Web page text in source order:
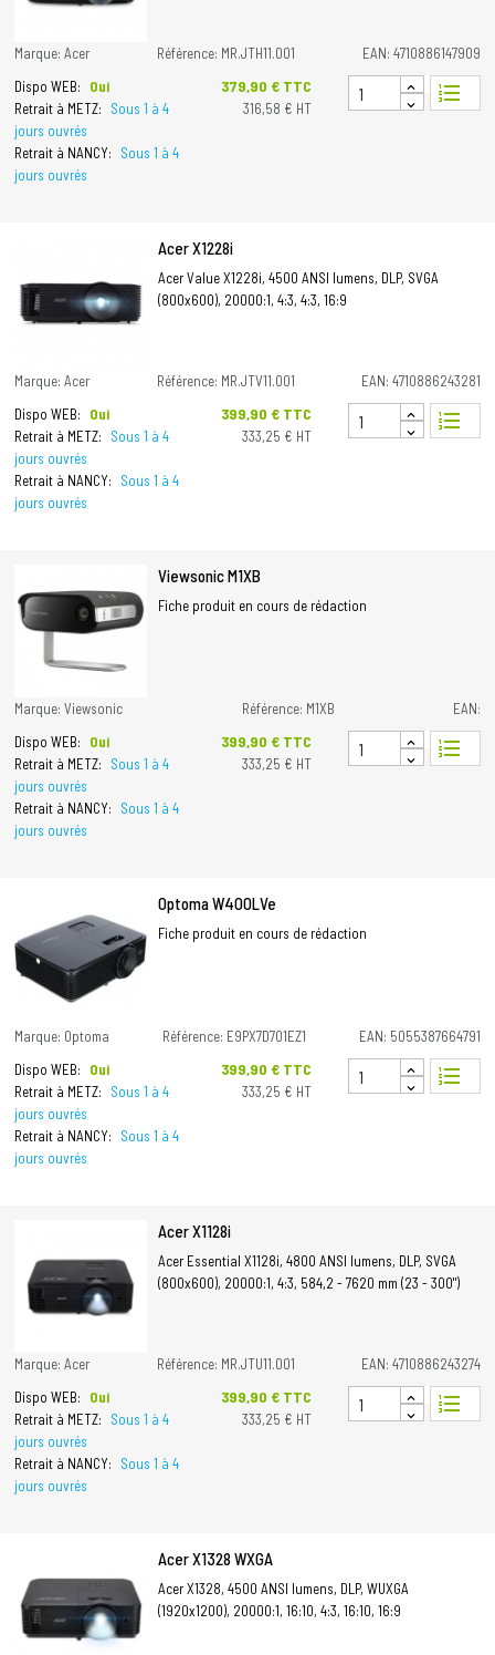
Marque: Acer Référence: MR.JTH11.001
EAN: 4710886147909
Dispo WEB:
Oui
Retrait à METZ:
Sous 1 à 4
jours ouvrés
Retrait à NANCY:
Sous 1 à 4
jours ouvrés
Prix
379,90 € TTC
316,58 € HT
format_list_numbered
Acer X1228i
Acer Value X1228i, 4500 ANSI lumens, DLP, SVGA
(800x600), 20000:1, 4:3, 4:3, 16:9
Marque: Acer Référence: MR.JTV11.001
EAN: 4710886243281
Dispo WEB:
Oui
Retrait à METZ:
Sous 1 à 4
jours ouvrés
Retrait à NANCY:
Sous 1 à 4
jours ouvrés
Prix
399,90 € TTC
333,25 € HT
format_list_numbered
Viewsonic M1XB
Fiche produit en cours de rédaction
Marque: Viewsonic Référence: M1XB
EAN:
Dispo WEB:
Oui
Retrait à METZ:
Sous 1 à 4
jours ouvrés
Retrait à NANCY:
Sous 1 à 4
jours ouvrés
Prix
399,90 € TTC
333,25 € HT
format_list_numbered
Optoma W400LVe
Fiche produit en cours de rédaction
Marque: Optoma Référence: E9PX7D701EZ1
EAN: 5055387664791
Dispo WEB:
Oui
Retrait à METZ:
Sous 1 à 4
jours ouvrés
Retrait à NANCY:
Sous 1 à 4
jours ouvrés
Prix
399,90 € TTC
333,25 € HT
format_list_numbered
Acer X1128i
Acer Essential X1128i, 4800 ANSI lumens, DLP, SVGA
(800x600), 20000:1, 4:3, 584,2 - 7620 mm (23 - 300")
Marque: Acer Référence: MR.JTU11.001
EAN: 4710886243274
Dispo WEB:
Oui
Retrait à METZ:
Sous 1 à 4
jours ouvrés
Retrait à NANCY:
Sous 1 à 4
jours ouvrés
Prix
399,90 € TTC
333,25 € HT
format_list_numbered
Acer X1328 WXGA
Acer X1328, 4500 ANSI lumens, DLP, WUXGA
(1920x1200), 20000:1, 16:10, 4:3, 16:10, 16:9